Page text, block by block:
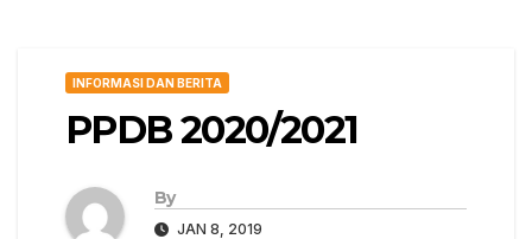
INFORMASI DAN BERITA
PPDB 2020/2021
By
JAN 8, 2019